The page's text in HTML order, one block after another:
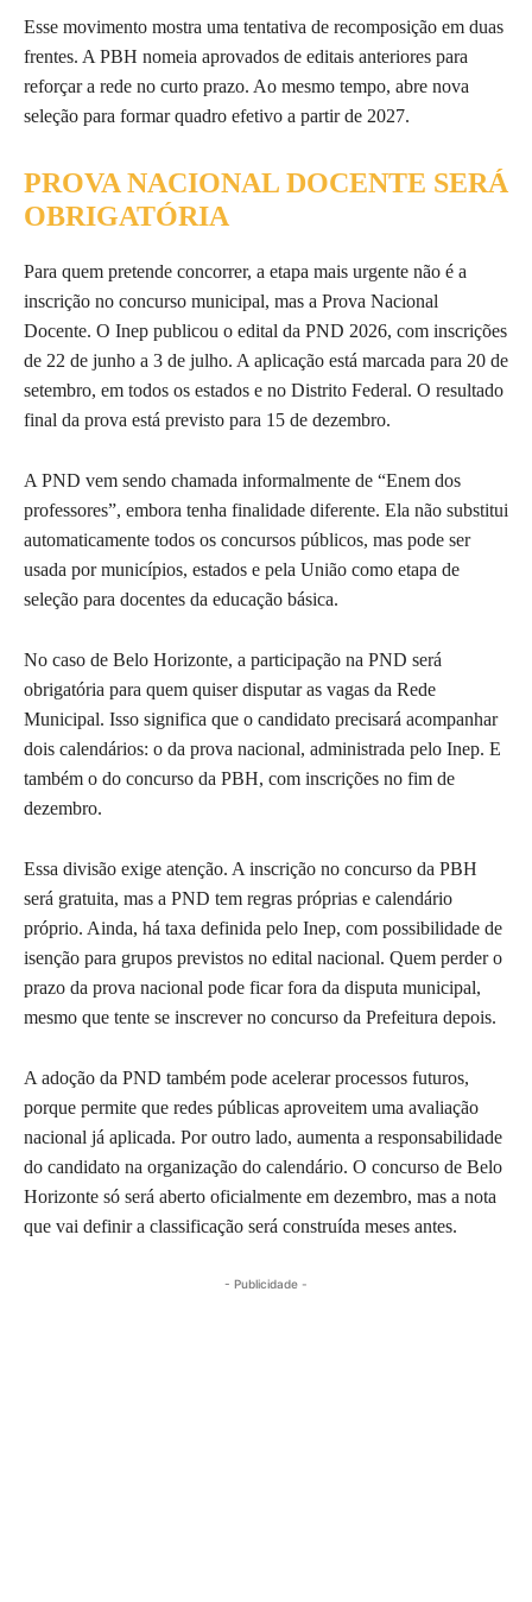
Esse movimento mostra uma tentativa de recomposição em duas
frentes. A PBH nomeia aprovados de editais anteriores para
reforçar a rede no curto prazo. Ao mesmo tempo, abre nova
seleção para formar quadro efetivo a partir de 2027.
PROVA NACIONAL DOCENTE SERÁ
OBRIGATÓRIA
Para quem pretende concorrer, a etapa mais urgente não é a
inscrição no concurso municipal, mas a Prova Nacional
Docente. O Inep publicou o edital da PND 2026, com inscrições
de 22 de junho a 3 de julho. A aplicação está marcada para 20 de
setembro, em todos os estados e no Distrito Federal. O resultado
final da prova está previsto para 15 de dezembro.
A PND vem sendo chamada informalmente de “Enem dos
professores”, embora tenha finalidade diferente. Ela não substitui
automaticamente todos os concursos públicos, mas pode ser
usada por municípios, estados e pela União como etapa de
seleção para docentes da educação básica.
No caso de Belo Horizonte, a participação na PND será
obrigatória para quem quiser disputar as vagas da Rede
Municipal. Isso significa que o candidato precisará acompanhar
dois calendários: o da prova nacional, administrada pelo Inep. E
também o do concurso da PBH, com inscrições no fim de
dezembro.
Essa divisão exige atenção. A inscrição no concurso da PBH
será gratuita, mas a PND tem regras próprias e calendário
próprio. Ainda, há taxa definida pelo Inep, com possibilidade de
isenção para grupos previstos no edital nacional. Quem perder o
prazo da prova nacional pode ficar fora da disputa municipal,
mesmo que tente se inscrever no concurso da Prefeitura depois.
A adoção da PND também pode acelerar processos futuros,
porque permite que redes públicas aproveitem uma avaliação
nacional já aplicada. Por outro lado, aumenta a responsabilidade
do candidato na organização do calendário. O concurso de Belo
Horizonte só será aberto oficialmente em dezembro, mas a nota
que vai definir a classificação será construída meses antes.
- Publicidade -